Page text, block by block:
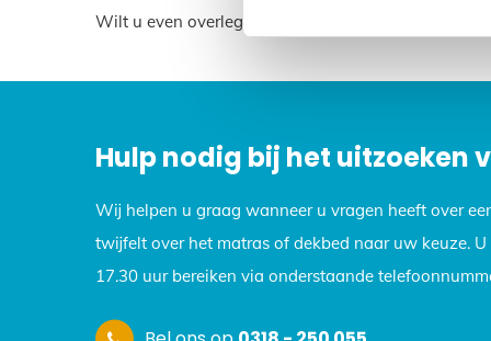
Wilt u even overleggen? Neem dan contact met
Hulp nodig bij het uitzoeken
Wij helpen u graag wanneer u vragen heeft over
twijfelt over het matras of dekbed naar uw keuze.
17.30 uur bereiken via onderstaande